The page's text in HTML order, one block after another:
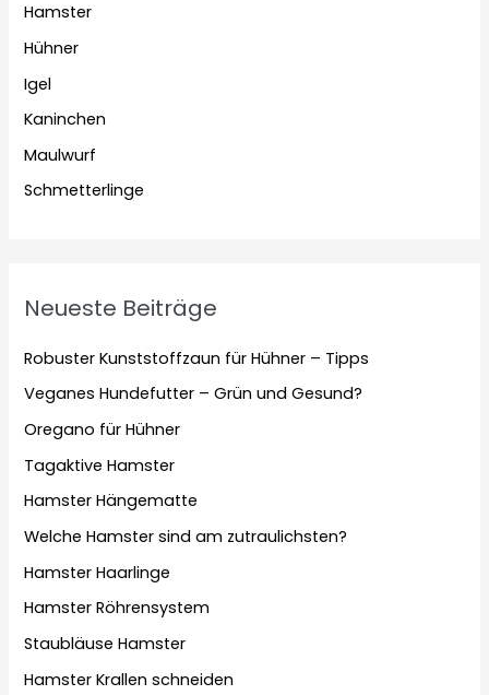
Hamster
Hühner
Igel
Kaninchen
Maulwurf
Schmetterlinge
Neueste Beiträge
Robuster Kunststoffzaun für Hühner – Tipps
Veganes Hundefutter – Grün und Gesund?
Oregano für Hühner
Tagaktive Hamster
Hamster Hängematte
Welche Hamster sind am zutraulichsten?
Hamster Haarlinge
Hamster Röhrensystem
Staubläuse Hamster
Hamster Krallen schneiden